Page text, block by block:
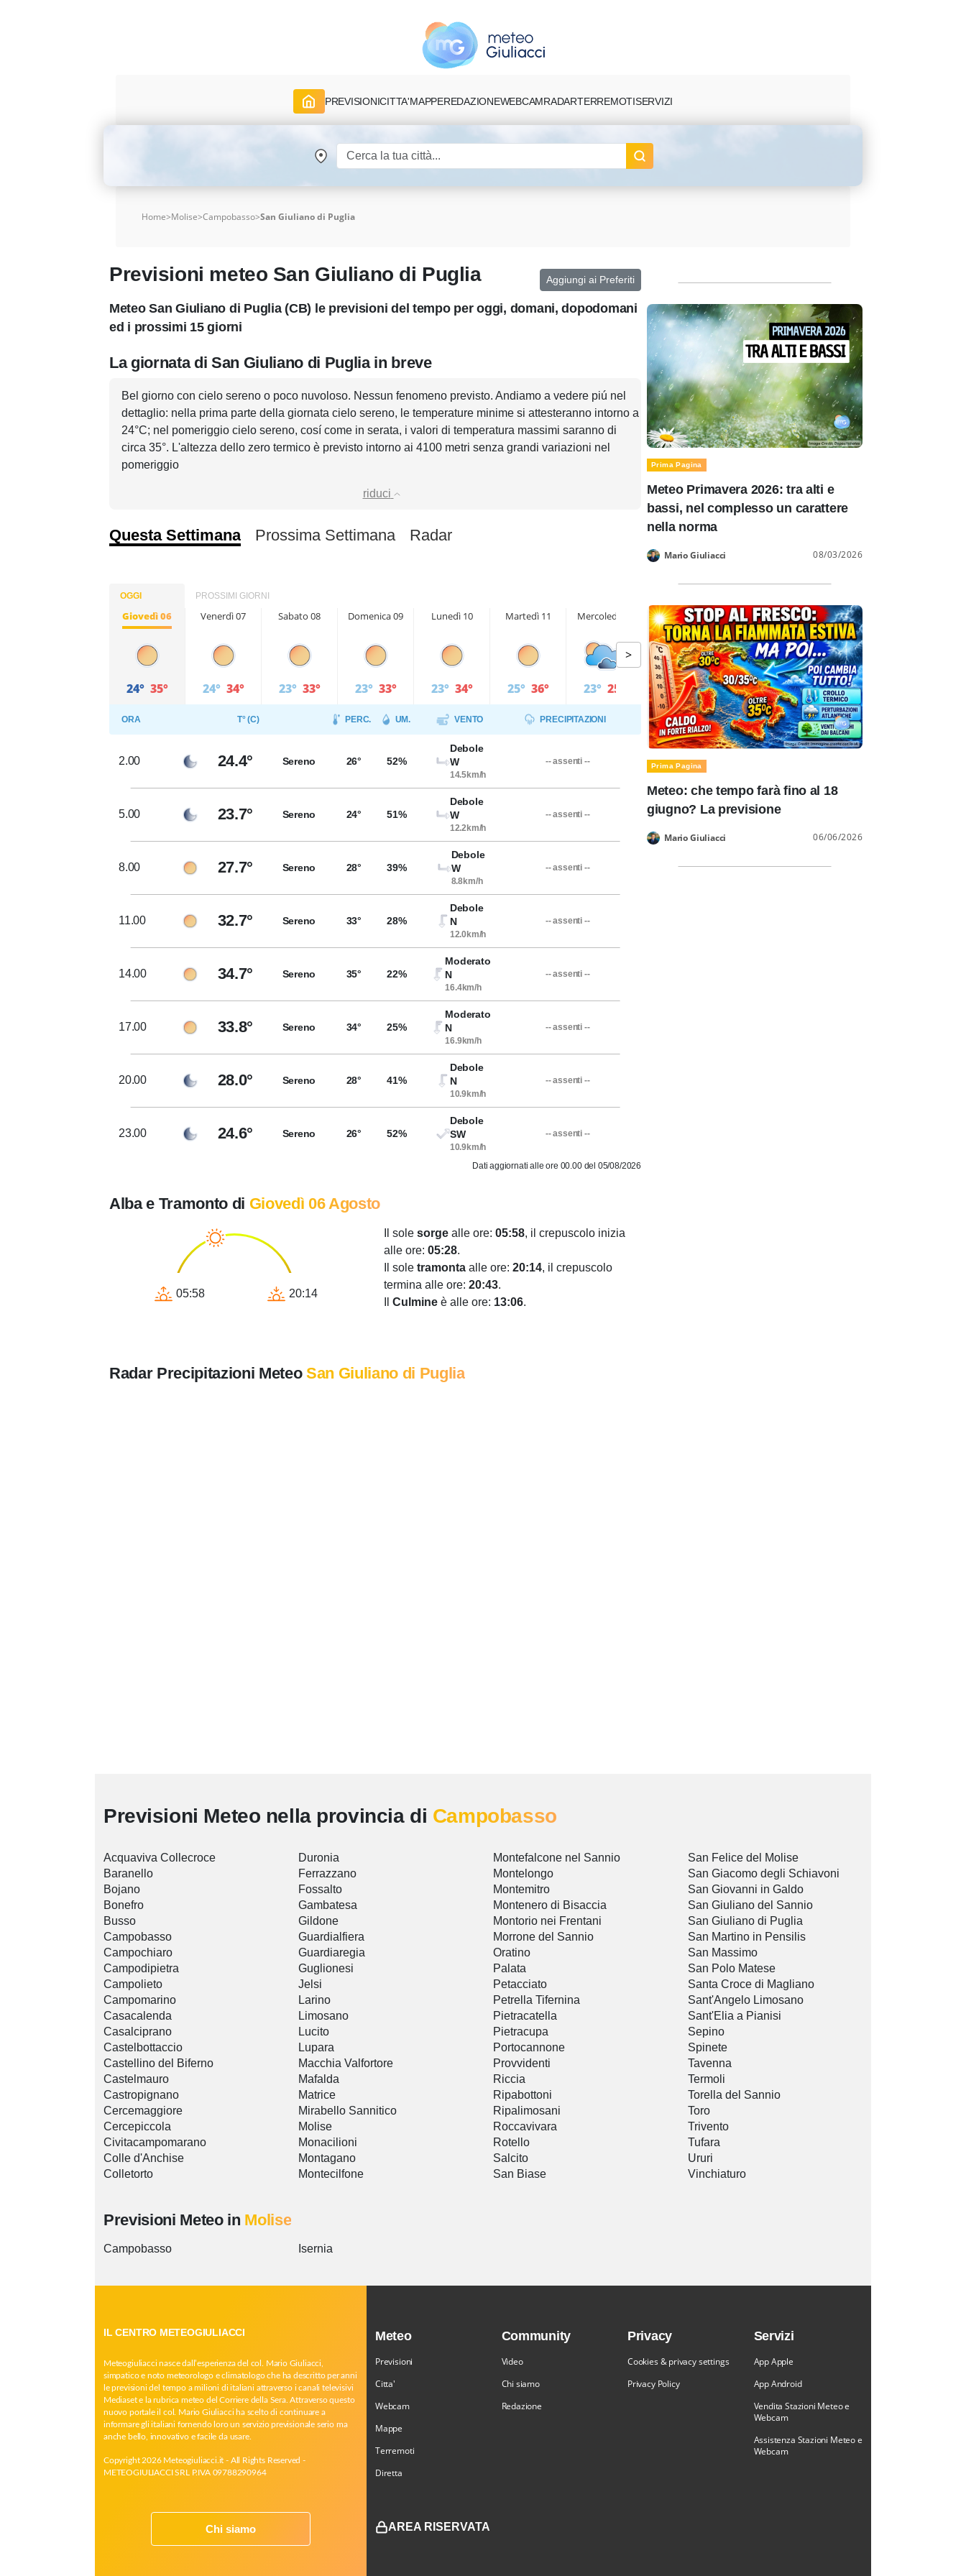
PREVISIONICITTA'MAPPEREDAZIONEWEBCAMRADARTERREMOTISERVIZI
Home>Molise>Campobasso>San Giuliano di Puglia
Previsioni meteo San Giuliano di Puglia Aggiungi ai Preferiti
Meteo San Giuliano di Puglia (CB) le previsioni del tempo per oggi, domani, dopodomani
ed i prossimi 15 giorni
La giornata di San Giuliano di Puglia in breve
Bel giorno con cielo sereno o poco nuvoloso. Nessun fenomeno previsto. Andiamo a vedere piú nel
dettaglio: nella prima parte della giornata cielo sereno, le temperature minime si attesteranno intorno a
24°C; nel pomeriggio cielo sereno, cosí come in serata, i valori di temperatura massimi saranno di
circa 35°. L'altezza dello zero termico è previsto intorno ai 4100 metri senza grandi variazioni nel
pomeriggio
riduci
Questa Settimana Prossima Settimana Radar
OGGI PROSSIMI GIORNI
Giovedì 06
24° 35°
Venerdì 07
24° 34°
Sabato 08
23° 33°
Domenica 09
23° 33°
Lunedì 10
23° 34°
Martedì 11
25° 36°
Mercoledì 12
23° 25°
>
ORA T° (C) PERC. UM. VENTO PRECIPITAZIONI
2.00 24.4° Sereno 26° 52%
Debole
W
14.5km/h
-- assenti --
5.00 23.7° Sereno 24° 51%
Debole
W
12.2km/h
-- assenti --
8.00 27.7° Sereno 28° 39%
Debole
W
8.8km/h
-- assenti --
11.00 32.7° Sereno 33° 28%
Debole
N
12.0km/h
-- assenti --
14.00 34.7° Sereno 35° 22%
Moderato
N
16.4km/h
-- assenti --
17.00 33.8° Sereno 34° 25%
Moderato
N
16.9km/h
-- assenti --
20.00 28.0° Sereno 28° 41%
Debole
N
10.9km/h
-- assenti --
23.00 24.6° Sereno 26° 52%
Debole
SW
10.9km/h
-- assenti --
Dati aggiornati alle ore 00.00 del 05/08/2026
Alba e Tramonto di Giovedì 06 Agosto
05:58 20:14
Il sole sorge alle ore: 05:58, il crepuscolo inizia
alle ore: 05:28.
Il sole tramonta alle ore: 20:14, il crepuscolo
termina alle ore: 20:43.
Culmine è alle ore: 13:06.
Radar Precipitazioni MeteoSan Giuliano di Puglia
Prima Pagina
Meteo Primavera 2026: tra alti e
bassi, nel complesso un carattere
nella norma
Mario Giuliacci 08/03/2026
Prima Pagina
Meteo: che tempo farà fino al 18
giugno? La previsione
Mario Giuliacci 06/06/2026
Previsioni Meteo nella provincia di Campobasso
Acquaviva Collecroce
Baranello
Bojano
Bonefro
Busso
Campobasso
Campochiaro
Campodipietra
Campolieto
Campomarino
Casacalenda
Casalciprano
Castelbottaccio
Castellino del Biferno
Castelmauro
Castropignano
Cercemaggiore
Cercepiccola
Civitacampomarano
Colle d'Anchise
Colletorto
Duronia
Ferrazzano
Fossalto
Gambatesa
Gildone
Guardialfiera
Guardiaregia
Guglionesi
Jelsi
Larino
Limosano
Lucito
Lupara
Macchia Valfortore
Mafalda
Matrice
Mirabello Sannitico
Molise
Monacilioni
Montagano
Montecilfone
Montefalcone nel Sannio
Montelongo
Montemitro
Montenero di Bisaccia
Montorio nei Frentani
Morrone del Sannio
Oratino
Palata
Petacciato
Petrella Tifernina
Pietracatella
Pietracupa
Portocannone
Provvidenti
Riccia
Ripabottoni
Ripalimosani
Roccavivara
Rotello
Salcito
San Biase
San Felice del Molise
San Giacomo degli Schiavoni
San Giovanni in Galdo
San Giuliano del Sannio
San Giuliano di Puglia
San Martino in Pensilis
San Massimo
San Polo Matese
Santa Croce di Magliano
Sant'Angelo Limosano
Sant'Elia a Pianisi
Sepino
Spinete
Tavenna
Termoli
Torella del Sannio
Toro
Trivento
Tufara
Ururi
Vinchiaturo
Previsioni Meteo in Molise
Campobasso Isernia
IL CENTRO METEOGIULIACCI
Meteogiuliacci nasce dall’esperienza del col. Mario Giuliacci,
simpatico e noto meteorologo e climatologo che ha descritto per anni
le previsioni del tempo a milioni di italiani attraverso i canali televisivi
Mediaset e la rubrica meteo del Corriere della Sera. Attraverso questo
nuovo portale il col. Mario Giuliacci ha scelto di continuare a
informare gli italiani fornendo loro un servizio previsionale serio ma
anche bello, innovativo e facile da usare.
Copyright 2026 Meteogiuliacci.it - All Rights Reserved -
METEOGIULIACCI SRL P.IVA 09788290964
Chi siamo
Meteo
Previsioni
Citta'
Webcam
Mappe
Terremoti
Diretta
Community
Video
Chi siamo
Redazione
Privacy
Cookies & privacy settings
Privacy Policy
Servizi
App Apple
App Android
Vendita Stazioni Meteo e
Webcam
Assistenza Stazioni Meteo e
Webcam
AREA RISERVATA